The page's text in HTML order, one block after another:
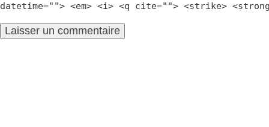
datetime=""> <em> <i> <q cite=""> <strike>